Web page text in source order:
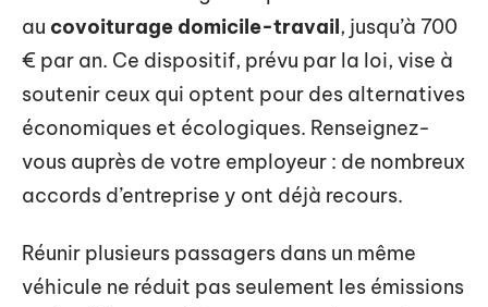
au covoiturage domicile-travail, jusqu’à 700
€ par an. Ce dispositif, prévu par la loi, vise à
soutenir ceux qui optent pour des alternatives
économiques et écologiques. Renseignez-
vous auprès de votre employeur : de nombreux
accords d’entreprise y ont déjà recours.
Réunir plusieurs passagers dans un même
véhicule ne réduit pas seulement les émissions